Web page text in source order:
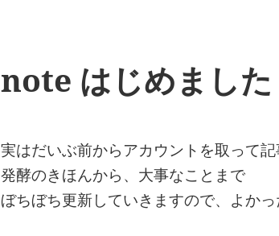
note はじめました
実はだいぶ前からアカウントを取って記
発酵のきほんから、大事なことまで
ぼちぼち更新していきますので、よかっ